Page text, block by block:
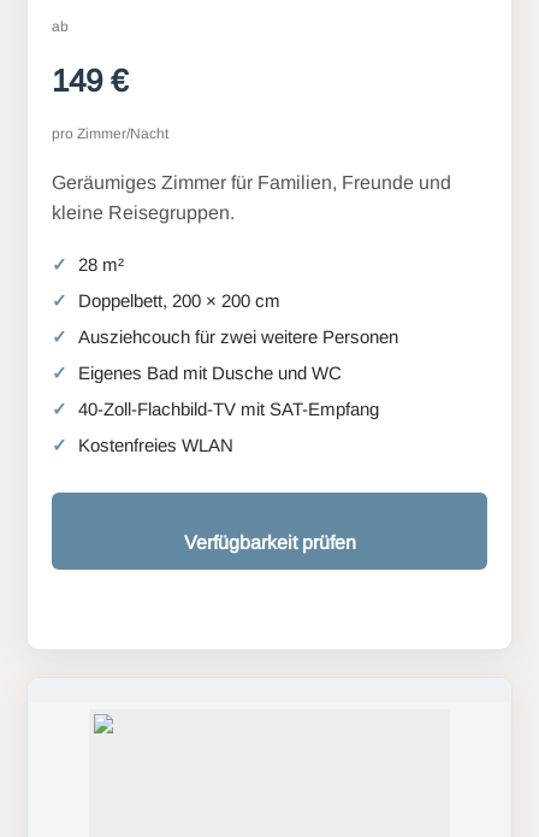
ab
149 €
pro Zimmer/Nacht
Geräumiges Zimmer für Familien, Freunde und
kleine Reisegruppen.
28 m²
Doppelbett, 200 × 200 cm
Ausziehcouch für zwei weitere Personen
Eigenes Bad mit Dusche und WC
40-Zoll-Flachbild-TV mit SAT-Empfang
Kostenfreies WLAN
Verfügbarkeit prüfen